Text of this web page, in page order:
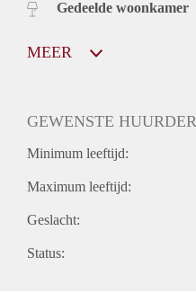
Gedeelde woonkamer
MEER
GEWENSTE HUURDER
Minimum leeftijd:
Maximum leeftijd:
Geslacht:
Status: